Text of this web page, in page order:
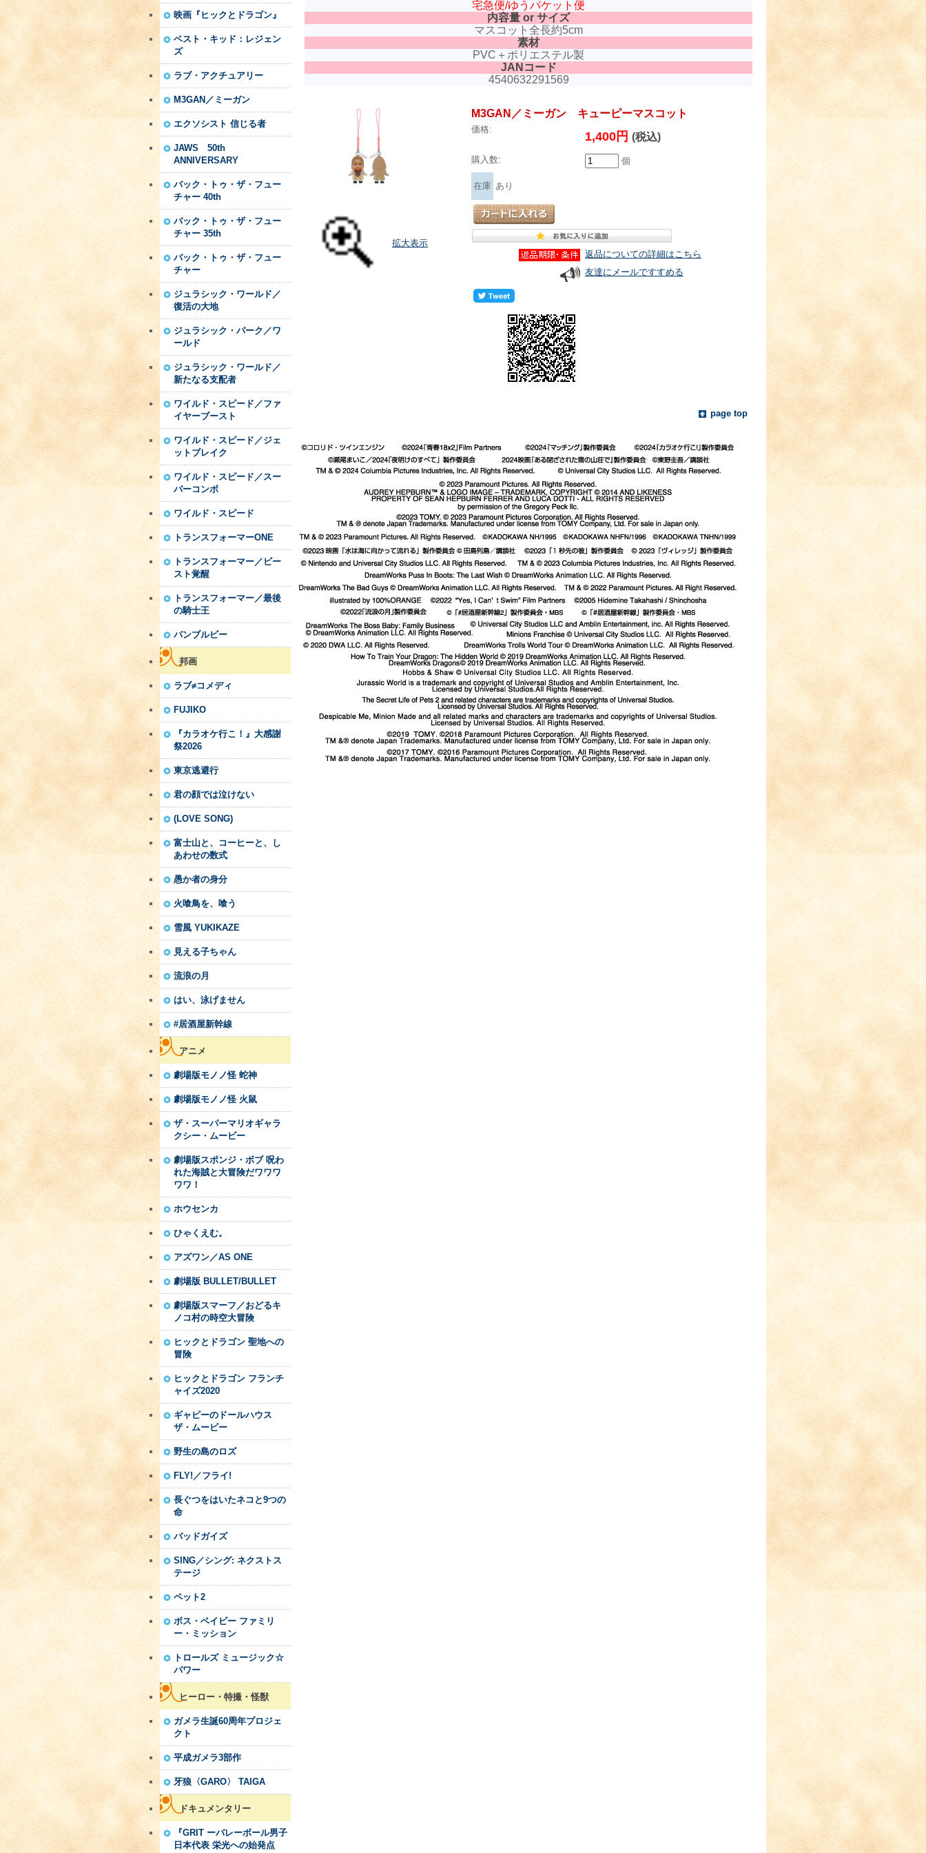
映画『ヒックとドラゴン』
ベスト・キッド：レジェン
ズ
ラブ・アクチュアリー
M3GAN／ミーガン
エクソシスト 信じる者
JAWS 50th
ANNIVERSARY
バック・トゥ・ザ・フュー
チャー 40th
バック・トゥ・ザ・フュー
チャー 35th
バック・トゥ・ザ・フュー
チャー
ジュラシック・ワールド／
復活の大地
ジュラシック・パーク／ワ
ールド
ジュラシック・ワールド／
新たなる支配者
ワイルド・スピード／ファ
イヤーブースト
ワイルド・スピード／ジェ
ットブレイク
ワイルド・スピード／スー
パーコンボ
ワイルド・スピード
トランスフォーマーONE
トランスフォーマー／ビー
スト覚醒
トランスフォーマー／最後
の騎士王
バンブルビー
邦画
ラブ≠コメディ
FUJIKO
『カラオケ行こ！』大感謝
祭2026
東京逃避行
君の顔では泣けない
(LOVE SONG)
富士山と、コーヒーと、し
あわせの数式
愚か者の身分
火喰鳥を、喰う
雪風 YUKIKAZE
見える子ちゃん
流浪の月
はい、泳げません
#居酒屋新幹線
アニメ
劇場版モノノ怪 蛇神
劇場版モノノ怪 火鼠
ザ・スーパーマリオギャラ
クシー・ムービー
劇場版スポンジ・ボブ 呪わ
れた海賊と大冒険だワワワ
ワワ！
ホウセンカ
ひゃくえむ。
アズワン／AS ONE
劇場版 BULLET/BULLET
劇場版スマーフ／おどるキ
ノコ村の時空大冒険
ヒックとドラゴン 聖地への
冒険
ヒックとドラゴン フランチ
ャイズ2020
ギャビーのドールハウス
ザ・ムービー
野生の島のロズ
FLY!／フライ!
長ぐつをはいたネコと9つの
命
バッドガイズ
SING／シング: ネクストス
テージ
ペット2
ボス・ベイビー ファミリ
ー・ミッション
トロールズ ミュージック☆
パワー
ヒーロー・特撮・怪獣
ガメラ生誕60周年プロジェ
クト
平成ガメラ3部作
牙狼〈GARO〉 TAIGA
ドキュメンタリー
『GRIT ーバレーボール男子
日本代表 栄光への始発点
宅急便/ゆうパケット便
内容量 or サイズ
マスコット全長約5cm
素材
PVC＋ポリエステル製
JANコード
4540632291569
拡大表示
M3GAN／ミーガン キューピーマスコット
価格:
1,400円 (税込)
購入数: 個
在庫 あり
返品についての詳細はこちら
友達にメールですすめる
page top